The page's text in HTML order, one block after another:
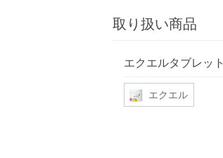
取り扱い商品
エクエルタブレット
エクエル